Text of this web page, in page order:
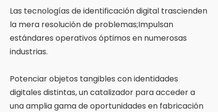
Las tecnologías de identificación digital trascienden
la mera resolución de problemas;Impulsan
estándares operativos óptimos en numerosas
industrias.
Potenciar objetos tangibles con identidades
digitales distintas, un catalizador para acceder a
una amplia gama de oportunidades en fabricación